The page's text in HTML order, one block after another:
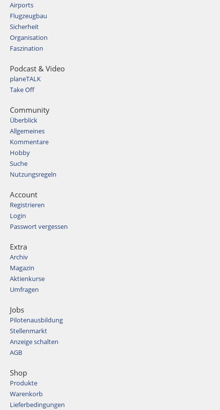
Airports
Flugzeugbau
Sicherheit
Organisation
Faszination
Podcast & Video
planeTALK
Take Off
Community
Überblick
Allgemeines
Kommentare
Hobby
Suche
Nutzungsregeln
Account
Registrieren
Login
Passwort vergessen
Extra
Archiv
Magazin
Aktienkurse
Umfragen
Jobs
Pilotenausbildung
Stellenmarkt
Anzeige schalten
AGB
Shop
Produkte
Warenkorb
Lieferbedingungen